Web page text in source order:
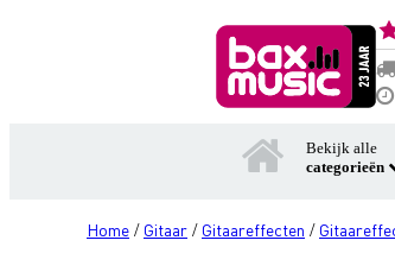
Bekijk alle
categorieën
Home / Gitaar / Gitaareffecten /